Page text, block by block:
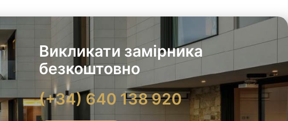
Викликати замірника
безкоштовно
(+34) 640 138 920